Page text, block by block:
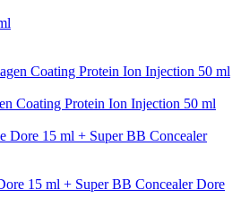
Coating Protein Ion Injection 50 ml
15 ml + Super BB Concealer Dore